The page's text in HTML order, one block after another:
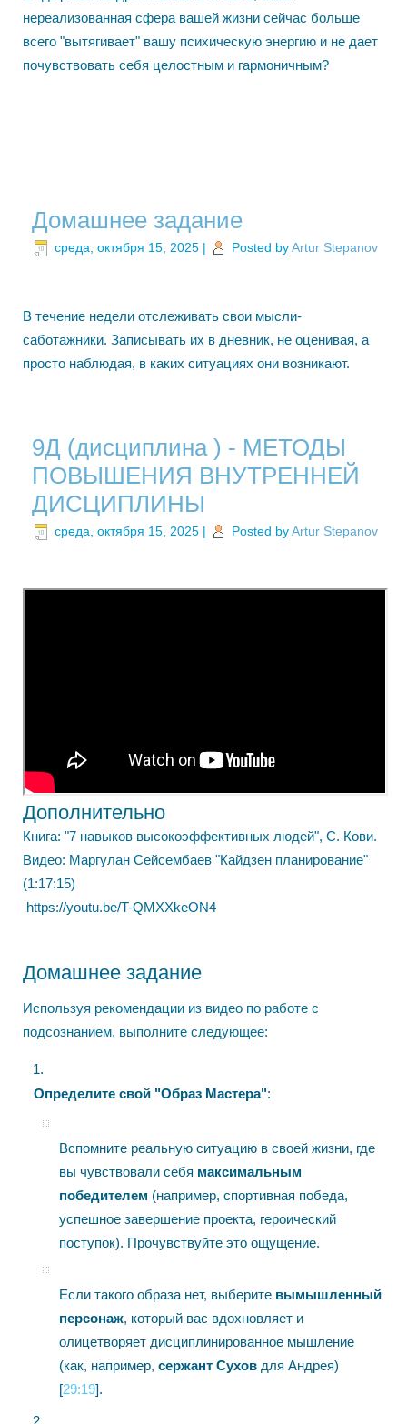
нереализованная сфера вашей жизни сейчас больше
всего "вытягивает" вашу психическую энергию и не дает
почувствовать себя целостным и гармоничным?
Домашнее задание
среда, октября 15, 2025 | Posted byArtur Stepanov
В течение недели отслеживать свои мысли-
саботажники. Записывать их в дневник, не оценивая, а
просто наблюдая, в каких ситуациях они возникают.
9Д (дисциплина ) - МЕТОДЫ
ПОВЫШЕНИЯ ВНУТРЕННЕЙ
ДИСЦИПЛИНЫ
среда, октября 15, 2025 | Posted byArtur Stepanov
Дополнительно
Книга: "7 навыков высокоэффективных людей", С. Кови.
Видео: Маргулан Сейсембаев "Кайдзен планирование"
(1:17:15)
https://youtu.be/T-QMXXkeON4
Домашнее задание
Используя рекомендации из видео по работе с
подсознанием, выполните следующее:
Определите свой "Образ Мастера":
Вспомните реальную ситуацию в своей жизни, где
вы чувствовали себя максимальным
победителем (например, спортивная победа,
успешное завершение проекта, героический
поступок). Прочувствуйте это ощущение.
Если такого образа нет, выберите вымышленный
персонаж, который вас вдохновляет и
олицетворяет дисциплинированное мышление
(как, например,сержант Сухов для Андрея)
[29:19].